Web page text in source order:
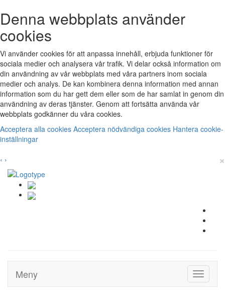
Denna webbplats använder
cookies
Vi använder cookies för att anpassa innehåll, erbjuda funktioner för
sociala medier och analysera vår trafik. Vi delar också information om
din användning av vår webbplats med våra partners inom sociala
medier och analys. De kan kombinera denna information med annan
information som du har gett dem eller som de har samlat in genom din
användning av deras tjänster. Genom att fortsätta använda vår
webbplats godkänner du våra cookies.
Acceptera alla cookies Acceptera nödvändiga cookies Hantera cookie-
inställningar
‹ › ×
Toggle
Meny